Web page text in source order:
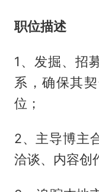
职位描述
1、发掘、招
系，确保其
位；
2、主导博主
洽谈、内容创